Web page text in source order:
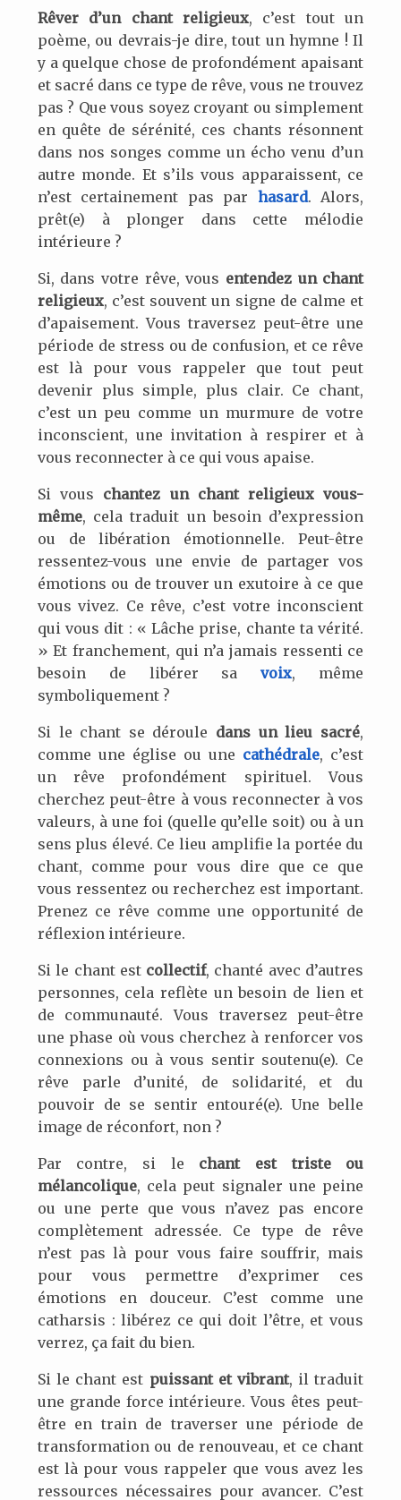
Rêver d’un chant religieux, c’est tout un
poème, ou devrais-je dire, tout un hymne ! Il
y a quelque chose de profondément apaisant
et sacré dans ce type de rêve, vous ne trouvez
pas ? Que vous soyez croyant ou simplement
en quête de sérénité, ces chants résonnent
dans nos songes comme un écho venu d’un
autre monde. Et s’ils vous apparaissent, ce
n’est certainement pas par hasard. Alors,
prêt(e) à plonger dans cette mélodie
intérieure ?
Si, dans votre rêve, vous entendez un chant
religieux, c’est souvent un signe de calme et
d’apaisement. Vous traversez peut-être une
période de stress ou de confusion, et ce rêve
est là pour vous rappeler que tout peut
devenir plus simple, plus clair. Ce chant,
c’est un peu comme un murmure de votre
inconscient, une invitation à respirer et à
vous reconnecter à ce qui vous apaise.
Si vous chantez un chant religieux vous-
même, cela traduit un besoin d’expression
ou de libération émotionnelle. Peut-être
ressentez-vous une envie de partager vos
émotions ou de trouver un exutoire à ce que
vous vivez. Ce rêve, c’est votre inconscient
qui vous dit : « Lâche prise, chante ta vérité.
» Et franchement, qui n’a jamais ressenti ce
besoin de libérer savoix, même
symboliquement ?
Si le chant se déroule dans un lieu sacré,
comme une église ou une cathédrale, c’est
un rêve profondément spirituel. Vous
cherchez peut-être à vous reconnecter à vos
valeurs, à une foi (quelle qu’elle soit) ou à un
sens plus élevé. Ce lieu amplifie la portée du
chant, comme pour vous dire que ce que
vous ressentez ou recherchez est important.
Prenez ce rêve comme une opportunité de
réflexion intérieure.
Si le chant est collectif, chanté avec d’autres
personnes, cela reflète un besoin de lien et
de communauté. Vous traversez peut-être
une phase où vous cherchez à renforcer vos
connexions ou à vous sentir soutenu(e). Ce
rêve parle d’unité, de solidarité, et du
pouvoir de se sentir entouré(e). Une belle
image de réconfort, non ?
Par contre, si le chant est triste ou
mélancolique, cela peut signaler une peine
ou une perte que vous n’avez pas encore
complètement adressée. Ce type de rêve
n’est pas là pour vous faire souffrir, mais
pour vous permettre d’exprimer ces
émotions en douceur. C’est comme une
catharsis : libérez ce qui doit l’être, et vous
verrez, ça fait du bien.
Si le chant est puissant et vibrant, il traduit
une grande force intérieure. Vous êtes peut-
être en train de traverser une période de
transformation ou de renouveau, et ce chant
est là pour vous rappeler que vous avez les
ressources nécessaires pour avancer. C’est